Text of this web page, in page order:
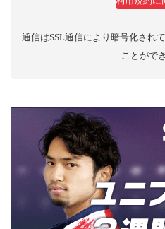
通信はSSL通信により暗号化され
ことがで